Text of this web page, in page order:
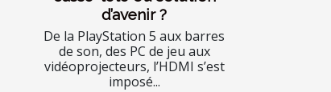
d’avenir ?
De la PlayStation 5 aux barres
de son, des PC de jeu aux
vidéoprojecteurs, l’HDMI s’est
imposé...